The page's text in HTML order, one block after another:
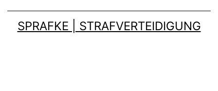
SPRAFKE | STRAFVERTEIDIGUNG